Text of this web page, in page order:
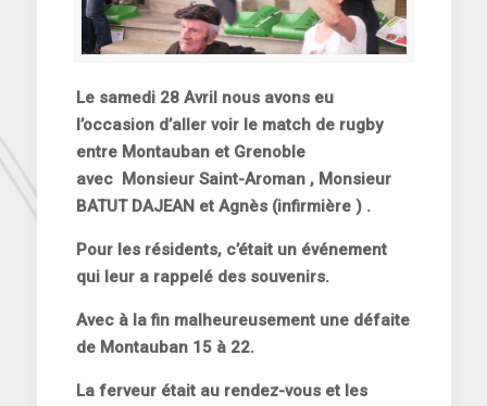
Le samedi 28 Avril nous avons eu
l’occasion d’aller voir le match de rugby
entre Montauban et Grenoble
avec Monsieur Saint-Aroman , Monsieur
BATUT DAJEAN et Agnès (infirmière ) .
Pour les résidents, c’était un événement
qui leur a rappelé des souvenirs.
Avec à la fin malheureusement une défaite
de Montauban 15 à 22.
La ferveur était au rendez-vous et les